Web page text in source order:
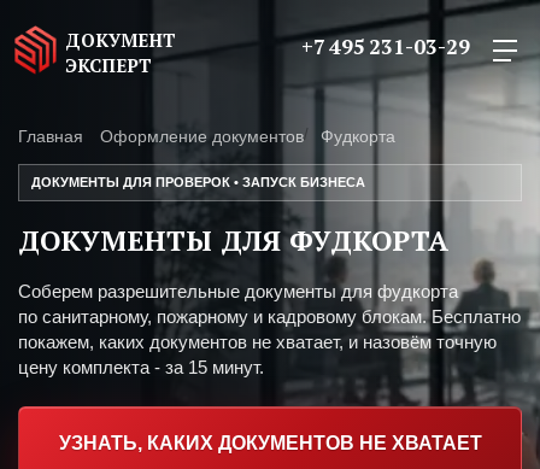
ДОКУМЕНТ
ЭКСПЕРТ
+7 495 231-03-29
Главная Оформление документов Фудкорта
ДОКУМЕНТЫ ДЛЯ ПРОВЕРОК • ЗАПУСК БИЗНЕСА
ДОКУМЕНТЫ ДЛЯ ФУДКОРТА
Соберем разрешительные документы для фудкорта
по санитарному, пожарному и кадровому блокам. Бесплатно
покажем, каких документов не хватает, и назовём точную
цену комплекта - за 15 минут.
УЗНАТЬ, КАКИХ ДОКУМЕНТОВ НЕ ХВАТАЕТ